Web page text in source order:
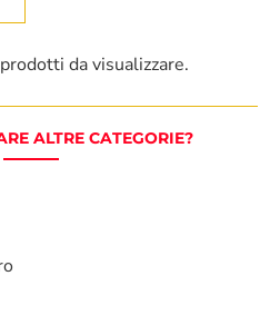
da visualizzare.
ALTRE CATEGORIE?